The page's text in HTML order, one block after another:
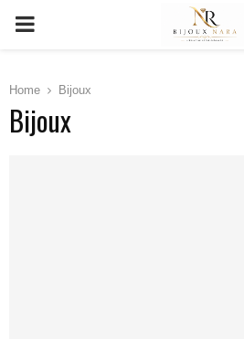
PRIMARY
Home Bijoux
Bijoux